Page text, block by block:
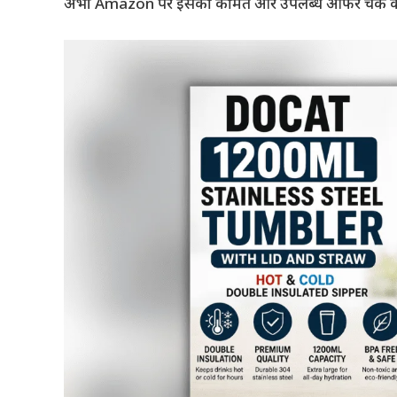
अभी Amazon पर इसकी कीमत और उपलब्ध ऑफर चेक